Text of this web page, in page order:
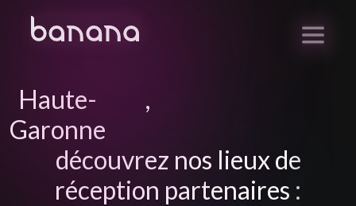
Haute-
Garonne
,
découvrez nos lieux de
réception partenaires :